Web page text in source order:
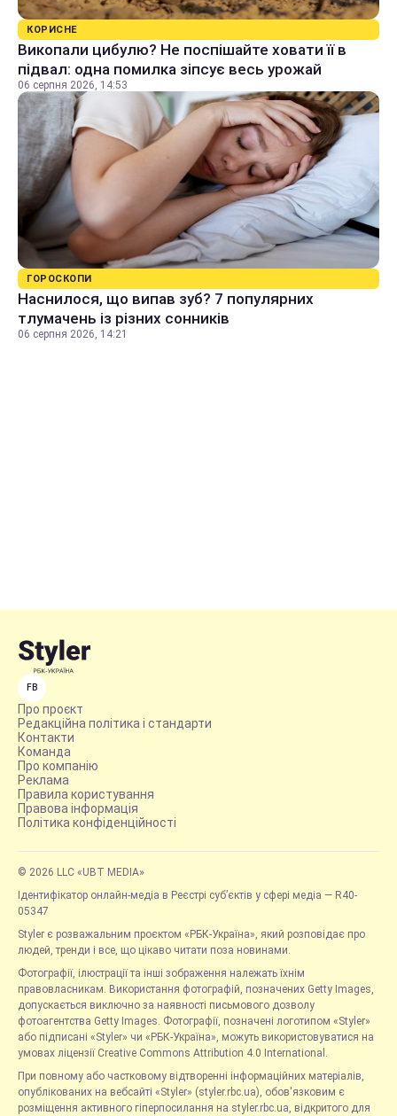
КОРИСНЕ
Викопали цибулю? Не поспішайте ховати її в
підвал: одна помилка зіпсує весь урожай
06 серпня 2026, 14:53
ГОРОСКОПИ
Наснилося, що випав зуб? 7 популярних
тлумачень із різних сонників
06 серпня 2026, 14:21
FB
Про проєкт
Редакційна політика і стандарти
Контакти
Команда
Про компанію
Реклама
Правила користування
Правова інформація
Політика конфіденційності
© 2026 LLC «UBT MEDIA»
Ідентифікатор онлайн-медіа в Реєстрі суб’єктів у сфері медіа — R40-
05347
Styler є розважальним проєктом «РБК-Україна», який розповідає про
людей, тренди і все, що цікаво читати поза новинами.
Фотографії, ілюстрації та інші зображення належать їхнім
правовласникам. Використання фотографій, позначених Getty Images,
допускається виключно за наявності письмового дозволу
фотоагентства Getty Images. Фотографії, позначені логотипом «Styler»
або підписані «Styler» чи «РБК-Україна», можуть використовуватися на
умовах ліцензії Creative Commons Attribution 4.0 International.
При повному або частковому відтворенні інформаційних матеріалів,
опублікованих на вебсайті «Styler» (styler.rbc.ua), обов'язковим є
розміщення активного гіперпосилання на styler.rbc.ua, відкритого для